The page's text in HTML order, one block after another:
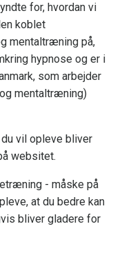
for, hvordan vi
koblet
mentaltræning på,
hypnose og er i
som arbejder
mentaltræning)
vil opleve bliver
websitet.
- måske på
at du bedre kan
bliver gladere for